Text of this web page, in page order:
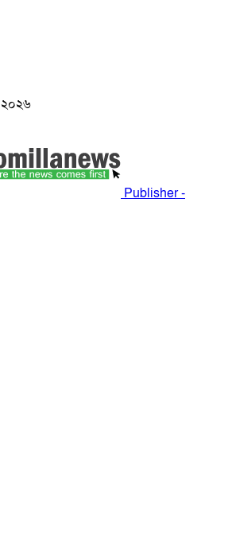
২০২৬
Publisher -